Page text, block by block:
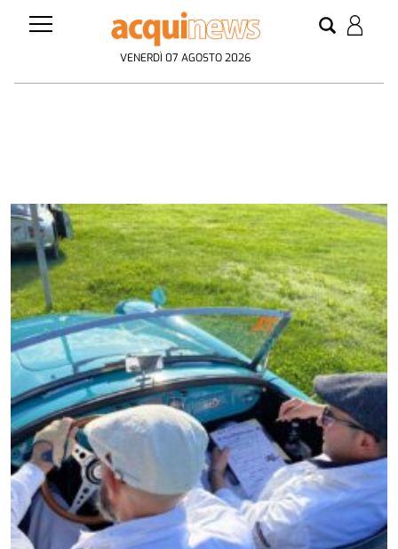
VENERDÌ 07 AGOSTO 2026